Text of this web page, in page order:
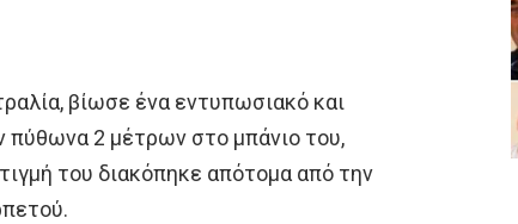
βίωσε ένα εντυπωσιακό και
πύθωνα 2 μέτρων στο μπάνιο του,
του διακόπηκε απότομα από την